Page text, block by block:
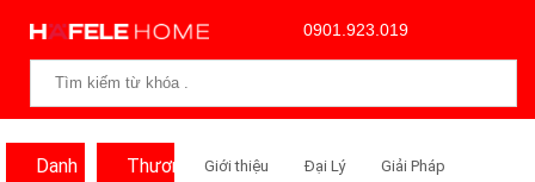
0901.923.019
Danh Thương Giới thiệu Đại Lý Giải Pháp